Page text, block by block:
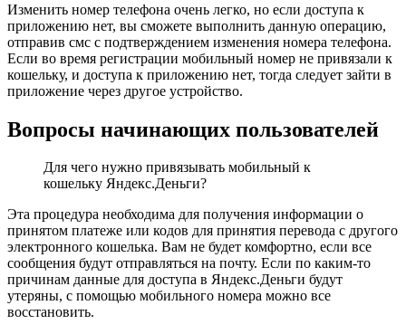
Изменить номер телефона очень легко, но если доступа к
приложению нет, вы сможете выполнить данную операцию,
отправив смс с подтверждением изменения номера телефона.
Если во время регистрации мобильный номер не привязали к
кошельку, и доступа к приложению нет, тогда следует зайти в
приложение через другое устройство.
Вопросы начинающих пользователей
Для чего нужно привязывать мобильный к
кошельку Яндекс.Деньги?
Эта процедура необходима для получения информации о
принятом платеже или кодов для принятия перевода с другого
электронного кошелька. Вам не будет комфортно, если все
сообщения будут отправляться на почту. Если по каким-то
причинам данные для доступа в Яндекс.Деньги будут
утеряны, с помощью мобильного номера можно все
восстановить.